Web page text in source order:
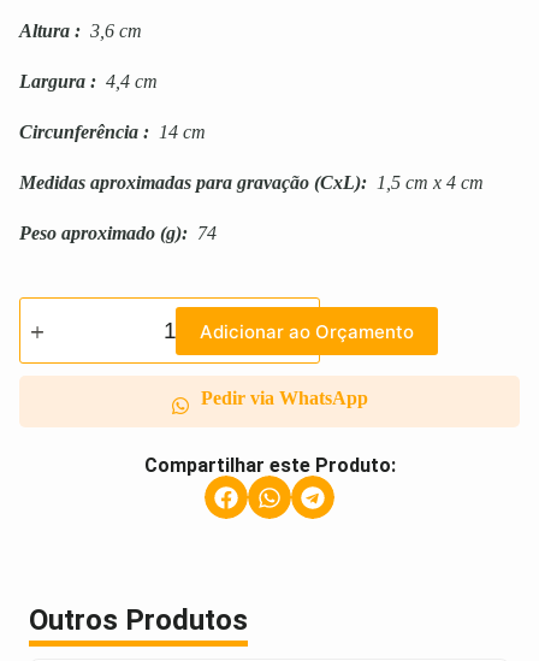
Altura : 3,6 cm
Largura : 4,4 cm
Circunferência : 14 cm
Medidas aproximadas para gravação (CxL): 1,5 cm x 4 cm
Peso aproximado (g): 74
Adicionar ao Orçamento
Pedir via WhatsApp
Compartilhar este Produto:
Outros Produtos